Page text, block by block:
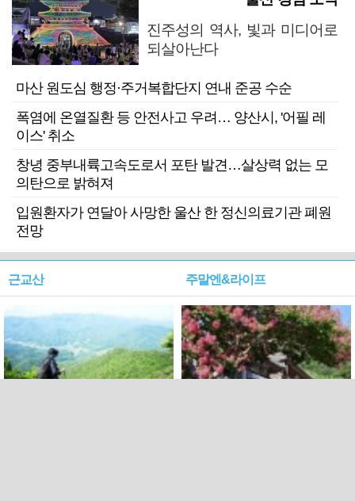
진주성의 역사, 빛과 미디어로
되살아난다
마산 원도심 행정·주거복합단지 연내 준공 수순
폭염에 온열질환 등 안전사고 우려… 양산시, '어필 레
이스' 취소
창녕 중부내륙고속도로서 포탄 발견…살상력 없는 모
의탄으로 밝혀져
입원환자가 연달아 사망한 울산 한 정신의료기관 폐원
전망
근교산 주말엔&라이프